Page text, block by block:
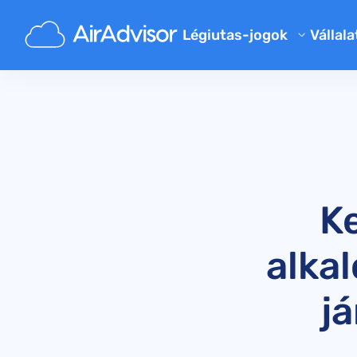
Légiutas-jogok
Járatkésés kártérítés
Utasjogi szabályok